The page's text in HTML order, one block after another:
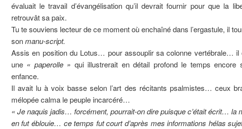
évaluait le travail d’évangélisation qu’il devrait fournir pour que la
retrouvât sa paix.
Tu te souviens lecteur de ce moment où enchaîné dans l’ergastule, il
sonmanu-script.
Assis en position du Lotus… pour assouplir sa colonne vertébrale… il
une « paperolle » qui illustrerait en détail profond le temps encore
enfance.
Il avait lu à voix basse selon l’art des récitants psalmistes… ceux
mélopée calma le peuple incarcéré…
« Je naquis jadis… forcément, pourrait-on dire puisque c’était écrit… la
en fut éblouie… ce temps fut court d’après mes informations hélas